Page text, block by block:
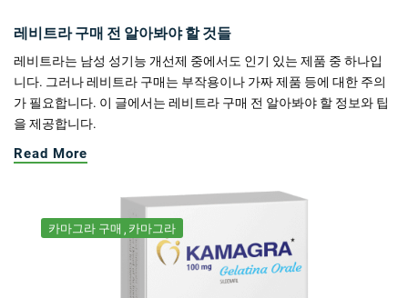
레비트라 구매 전 알아봐야 할 것들
레비트라는 남성 성기능 개선제 중에서도 인기 있는 제품 중 하나입
니다. 그러나 레비트라 구매는 부작용이나 가짜 제품 등에 대한 주의
가 필요합니다. 이 글에서는 레비트라 구매 전 알아봐야 할 정보와 팁
을 제공합니다.
Read More
카마그라 구매 카마그라